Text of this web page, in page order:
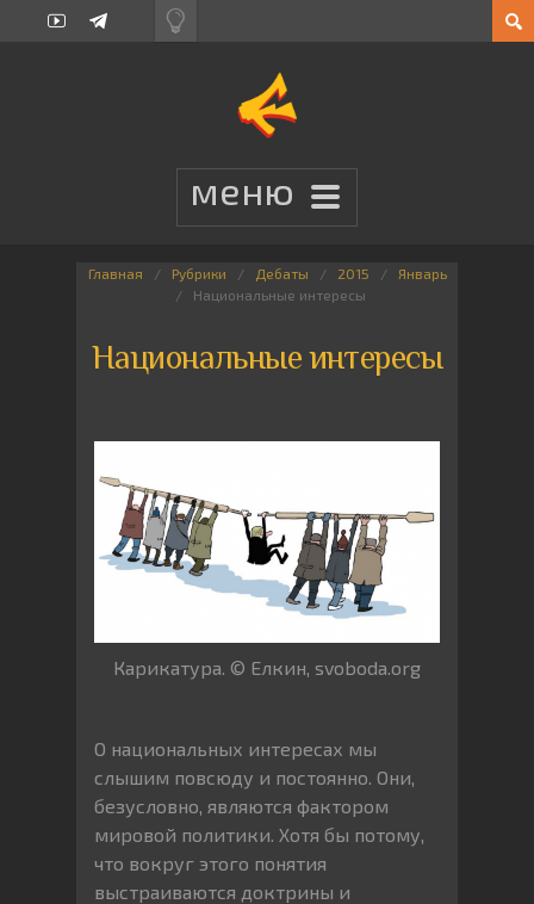
Главная Рубрики Дебаты 2015
Январь
Национальные интересы
Национальные интересы
Карикатура. © Елкин, svoboda.org
О национальных интересах мы
слышим повсюду и постоянно. Они,
безусловно, являются фактором
мировой политики. Хотя бы потому,
что вокруг этого понятия
выстраиваются доктрины и